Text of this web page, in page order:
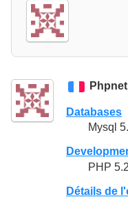
Phpnet
Databases
Mysql
PHP
Détails de